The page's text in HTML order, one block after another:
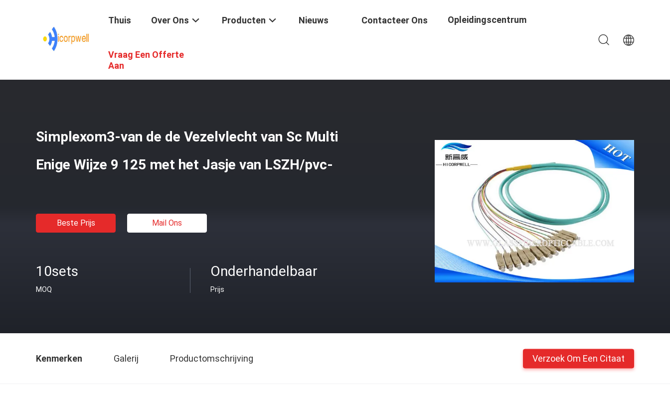
Thuis Over Ons Producten Nieuws Contacteer Ons Opleidingscentrum
Vraag Een Offerte
Aan
Optische Vezelkabel / Simplexom3-Van De De Vezelvlecht Van Sc Multi Enige Wijze 9 125 Met Het Jasje Van LSZH/pvc-
Simplexom3-van de de Vezelvlecht van Sc Multi
Enige Wijze 9 125 met het Jasje van LSZH/pvc-
Beste Prijs Mail Ons
10sets
MOQ
Onderhandelbaar
Prijs
Kenmerken Galerij Productomschrijving Verzoek Om Een Citaat